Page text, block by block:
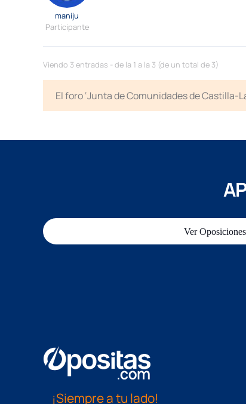
maniju
Participante
Viendo 3 entradas - de la 1 a la 3 (de un total de 3)
El foro ‘Junta de Comunidades de
Ver Oposiciones
¡Siempre a tu lado!